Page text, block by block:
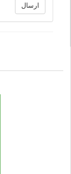
ارسال